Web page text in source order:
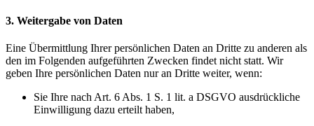
3. Weitergabe von Daten
Eine Übermittlung Ihrer persönlichen Daten an Dritte zu anderen als
den im Folgenden aufgeführten Zwecken findet nicht statt. Wir
geben Ihre persönlichen Daten nur an Dritte weiter, wenn:
Sie Ihre nach Art. 6 Abs. 1 S. 1 lit. a DSGVO ausdrückliche
Einwilligung dazu erteilt haben,